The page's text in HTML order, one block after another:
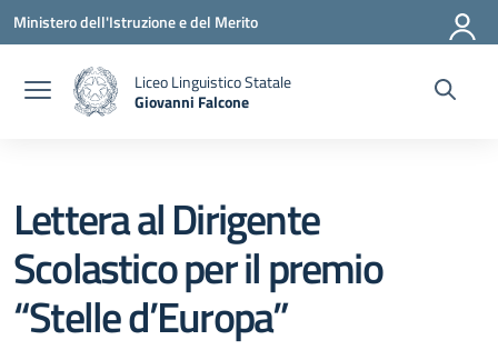
Vai ai contenuti
Vai al menu di navigazione
Vai al footer
Ministero dell'Istruzione e del Merito
Liceo Linguistico Statale
Giovanni Falcone
Lettera al Dirigente
Scolastico per il premio
“Stelle d’Europa”